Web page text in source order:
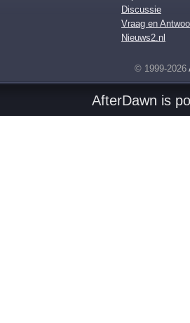
Discussie
Vraag en
Nieuws2.nl
© 1999-2026
AfterDawn is